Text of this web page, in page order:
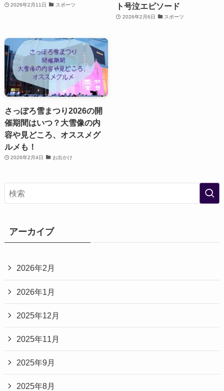
2026年2月11日 スポーツ ト号泣エピソード
2026年2月6日 スポーツ
さっぽろ雪まつり2026の開
催期間はいつ？大雪像の内
容や見どころ、オススメグ
ルメも！
2026年2月4日 お出かけ
アーカイブ
2026年2月
2026年1月
2025年12月
2025年11月
2025年9月
2025年8月